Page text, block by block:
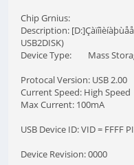
Chip Grnius:
Description:
USB2DISK)
Device Type: Mass
Protocal Version: USB 2.00
Current Speed: High Speed
Max Current: 100mA
USB Device ID: VID = FFFF
Device Revision: 0000